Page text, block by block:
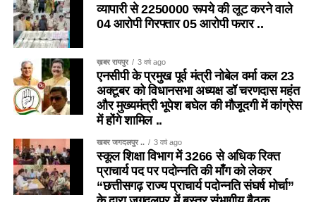
व्यापारी से 2250000 रूपये की लूट करने वाले
04 आरोपी गिरफ्तार 05 आरोपी फरार ..
ख़बर रायपुर 3 वर्ष ago
एनसीपी के प्रमुख पूर्व मंत्री नोबेल वर्मा कल 23
अक्टूबर को विधानसभा अध्यक्ष डॉ चरणदास महंत
और मुख्यमंत्री भूपेश बघेल की मौजूदगी में कांग्रेस
में होंगे शामिल ..
खबर जगदलपुर .. 3 वर्ष ago
स्कूल शिक्षा विभाग में 3266 से अधिक रिक्त
प्राचार्य पद पर पदोन्नति की माँग को लेकर
“छत्तीसगढ़ राज्य प्राचार्य पदोन्नति संघर्ष मोर्चा”